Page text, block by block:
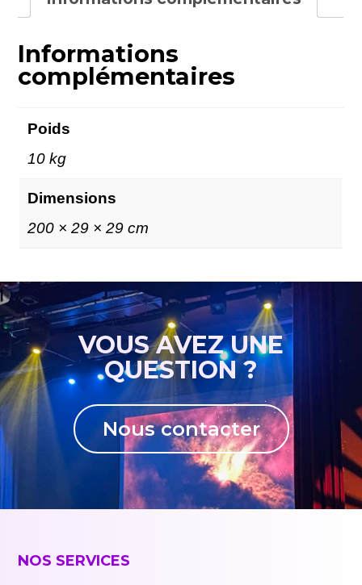
Informations
complémentaires
Poids
10 kg
Dimensions
200 × 29 × 29 cm
VOUS AVEZ UNE
QUESTION ?
Nous contacter
NOS SERVICES